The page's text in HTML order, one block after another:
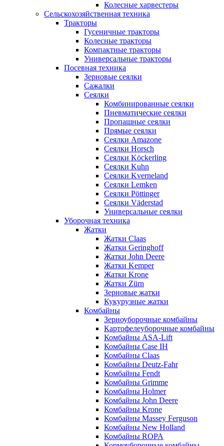
Колесные харвестеры
Сельскохозяйственная техника
Тракторы
Гусеничные тракторы
Колесные тракторы
Компактные тракторы
Универсальные тракторы
Посевная техника
Зерновые сеялки
Сажалки
Сеялки
Комбинированные сеялки
Пневматические сеялки
Пропашные сеялки
Прямые сеялки
Сеялки Amazone
Сеялки Horsch
Сеялки Köckerling
Сеялки Kuhn
Сеялки Kverneland
Сеялки Lemken
Сеялки Pöttinger
Сеялки Väderstad
Универсальные сеялки
Уборочная техника
Жатки
Жатки Claas
Жатки Geringhoff
Жатки John Deere
Жатки Kemper
Жатки Krone
Жатки Zürn
Зерновые жатки
Кукурузные жатки
Комбайны
Зерноуборочные комбайны
Картофелеуборочные комбайны
Комбайны ASA-Lift
Комбайны Case IH
Комбайны Claas
Комбайны Deutz-Fahr
Комбайны Fendt
Комбайны Grimme
Комбайны Holmer
Комбайны John Deere
Комбайны Krone
Комбайны Massey Ferguson
Комбайны New Holland
Комбайны ROPA